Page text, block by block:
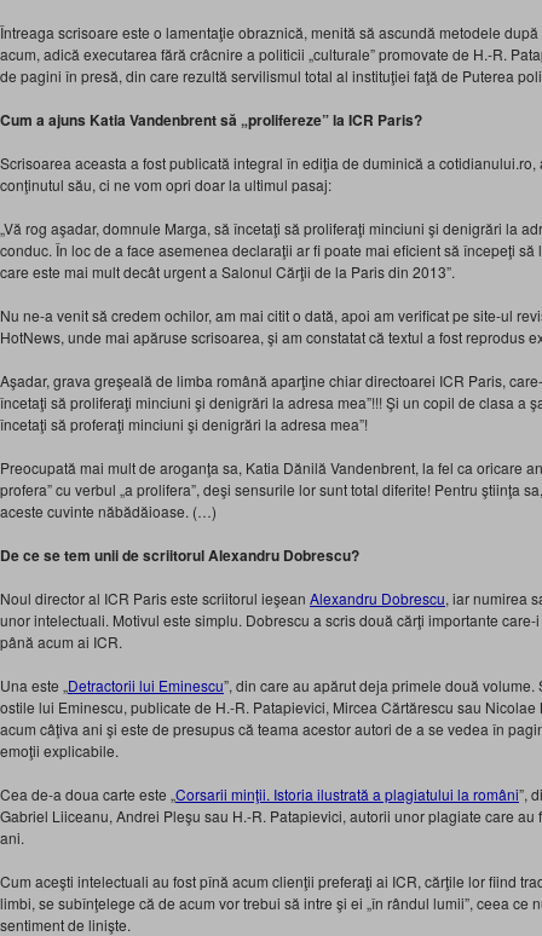
Întreaga scrisoare este o lamentaţie obraznică, menită să ascundă metodele
acum, adică executarea fără crâcnire a politicii „culturale” promovate de H.-R.
de pagini în presă, din care rezultă servilismul total al instituţiei faţă de Puterea
Cum a ajuns Katia Vandenbrent să „prolifereze” la ICR Paris?
Scrisoarea aceasta a fost publicată integral în ediţia de duminică a cotidianului.ro,
conţinutul său, ci ne vom opri doar la ultimul pasaj:
„Vă rog aşadar, domnule Marga, să încetaţi să proliferaţi minciuni şi denigrări la
conduc. În loc de a face asemenea declaraţii ar fi poate mai eficient să începeţi
care este mai mult decât urgent a Salonul Cărţii de la Paris din 2013”.
Nu ne-a venit să credem ochilor, am mai citit o dată, apoi am verificat pe site-ul
HotNews, unde mai apăruse scrisoarea, şi am constatat că textul a fost reprodus
Aşadar, grava greşeală de limba română aparţine chiar directoarei ICR Paris,
încetaţi să proliferaţi minciuni şi denigrări la adresa mea”!!! Şi un copil de clasa a
încetaţi să proferaţi minciuni şi denigrări la adresa mea”!
Preocupată mai mult de aroganţa sa, Katia Dănilă Vandenbrent, la fel ca oricare
profera” cu verbul „a prolifera”, deşi sensurile lor sunt total diferite! Pentru ştiinţa
aceste cuvinte năbădăioase. (…)
De ce se tem unii de scriitorul Alexandru Dobrescu?
Noul director al ICR Paris este scriitorul ieşean Alexandru Dobrescu, iar numirea
unor intelectuali. Motivul este simplu. Dobrescu a scris două cărţi importante
până acum ai ICR.
Una este „Detractorii lui Eminescu”, din care au apărut deja primele două
ostile lui Eminescu, publicate de H.-R. Patapievici, Mircea Cărtărescu sau Nicolae
acum câţiva ani şi este de presupus că teama acestor autori de a se vedea în
emoţii explicabile.
Cea de-a doua carte este „Corsarii minţii. Istoria ilustrată a plagiatului la români”,
Gabriel Liiceanu, Andrei Pleşu sau H.-R. Patapievici, autorii unor plagiate care
ani.
Cum aceşti intelectuali au fost pînă acum clienţii preferaţi ai ICR, cărţile lor fiind
limbi, se subînţelege că de acum vor trebui să intre şi ei „în rândul lumii”, ceea ce
sentiment de linişte.